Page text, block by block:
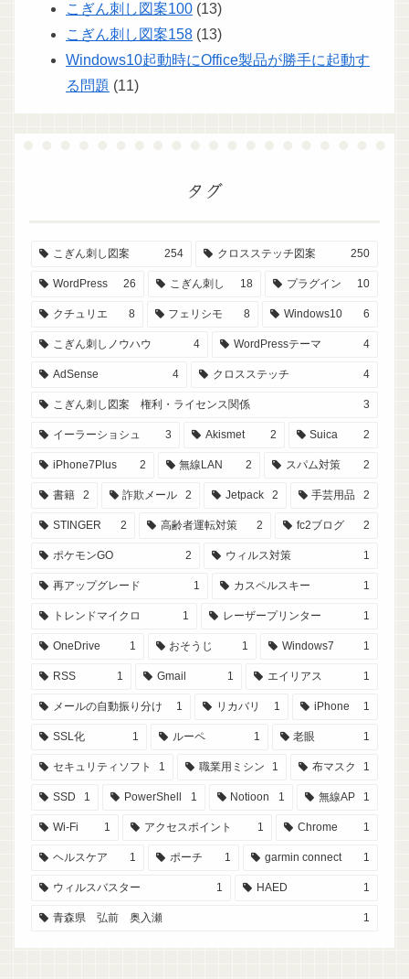
こぎん刺し図案100 (13)
こぎん刺し図案158 (13)
Windows10起動時にOffice製品が勝手に起動す
る問題 (11)
タグ
こぎん刺し図案 254 クロスステッチ図案 250
WordPress 26 こぎん刺し 18 プラグイン 10
クチュリエ 8 フェリシモ 8 Windows10 6
こぎん刺しノウハウ 4 WordPressテーマ 4
AdSense 4 クロスステッチ 4
こぎん刺し図案 権利・ライセンス関係 3
イーラーショシュ 3 Akismet 2 Suica 2
iPhone7Plus 2 無線LAN 2 スパム対策 2
書籍 2 詐欺メール 2 Jetpack 2 手芸用品 2
STINGER 2 高齢者運転対策 2 fc2ブログ 2
ポケモンGO 2 ウィルス対策 1
再アップグレード 1 カスペルスキー 1
トレンドマイクロ 1 レーザープリンター 1
OneDrive 1 おそうじ 1 Windows7 1
RSS 1 Gmail 1 エイリアス 1
メールの自動振り分け 1 リカバリ 1 iPhone 1
SSL化 1 ルーペ 1 老眼 1
セキュリティソフト 1 職業用ミシン 1 布マスク 1
SSD 1 PowerShell 1 Notioon 1 無線AP 1
Wi-Fi 1 アクセスポイント 1 Chrome 1
ヘルスケア 1 ポーチ 1 garmin connect 1
ウィルスバスター 1 HAED 1
青森県 弘前 奥入瀬 1